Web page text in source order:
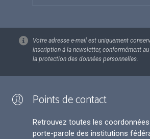
Votre adresse e-mail est uniquement
inscription à la newsletter, conformément
la protection des données personnelles.
Points de contact
Retrouvez toutes les
porte-parole des institutions